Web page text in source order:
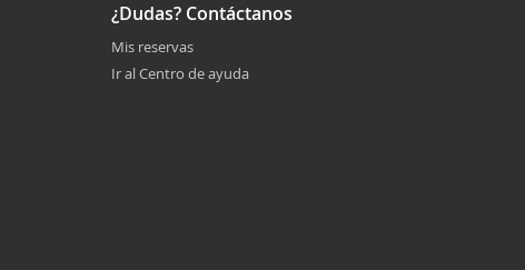
¿Dudas? Contáctanos
Mis reservas
Ir al Centro de ayuda